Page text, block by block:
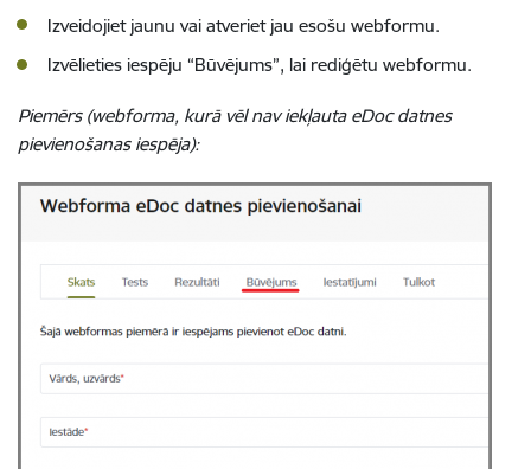
Izveidojiet jaunu vai atveriet jau esošu webformu.
Izvēlieties iespēju “Būvējums”, lai rediģētu webformu.
Piemērs (webforma, kurā vēl nav iekļauta eDoc datnes
pievienošanas iespēja):